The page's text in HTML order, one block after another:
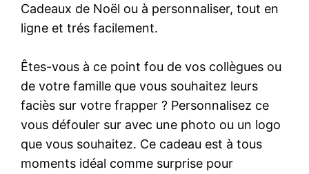
Cadeaux de Noël ou à personnaliser, tout en
ligne et trés facilement.
Êtes-vous à ce point fou de vos collègues ou
de votre famille que vous souhaitez leurs
faciès sur votre frapper ? Personnalisez ce
vous défouler sur avec une photo ou un logo
que vous souhaitez. Ce cadeau est à tous
moments idéal comme surprise pour